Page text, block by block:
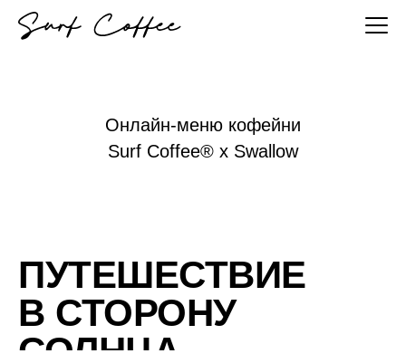
Онлайн-меню кофейни
Surf Coffee® x Swallow
ПУТЕШЕСТВИЕ
В СТОРОНУ
СОЛНЦА